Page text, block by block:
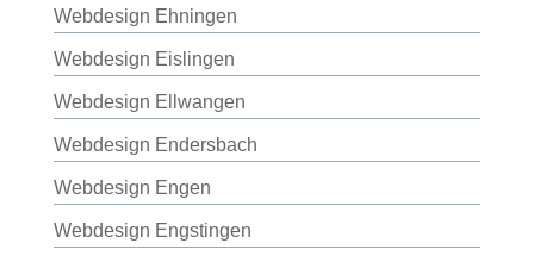
Webdesign Ehningen
Webdesign Eislingen
Webdesign Ellwangen
Webdesign Endersbach
Webdesign Engen
Webdesign Engstingen